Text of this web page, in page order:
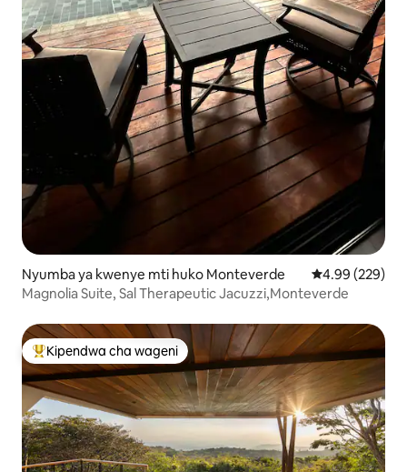
Nyumba ya kwenye mti huko Monteverde Ukadiriaji wa
4.99 (229)
Magnolia Suite, Sal Therapeutic Jacuzzi,Monteverde
Kipendwa maarufu cha wageni
Kipendwa cha wageni